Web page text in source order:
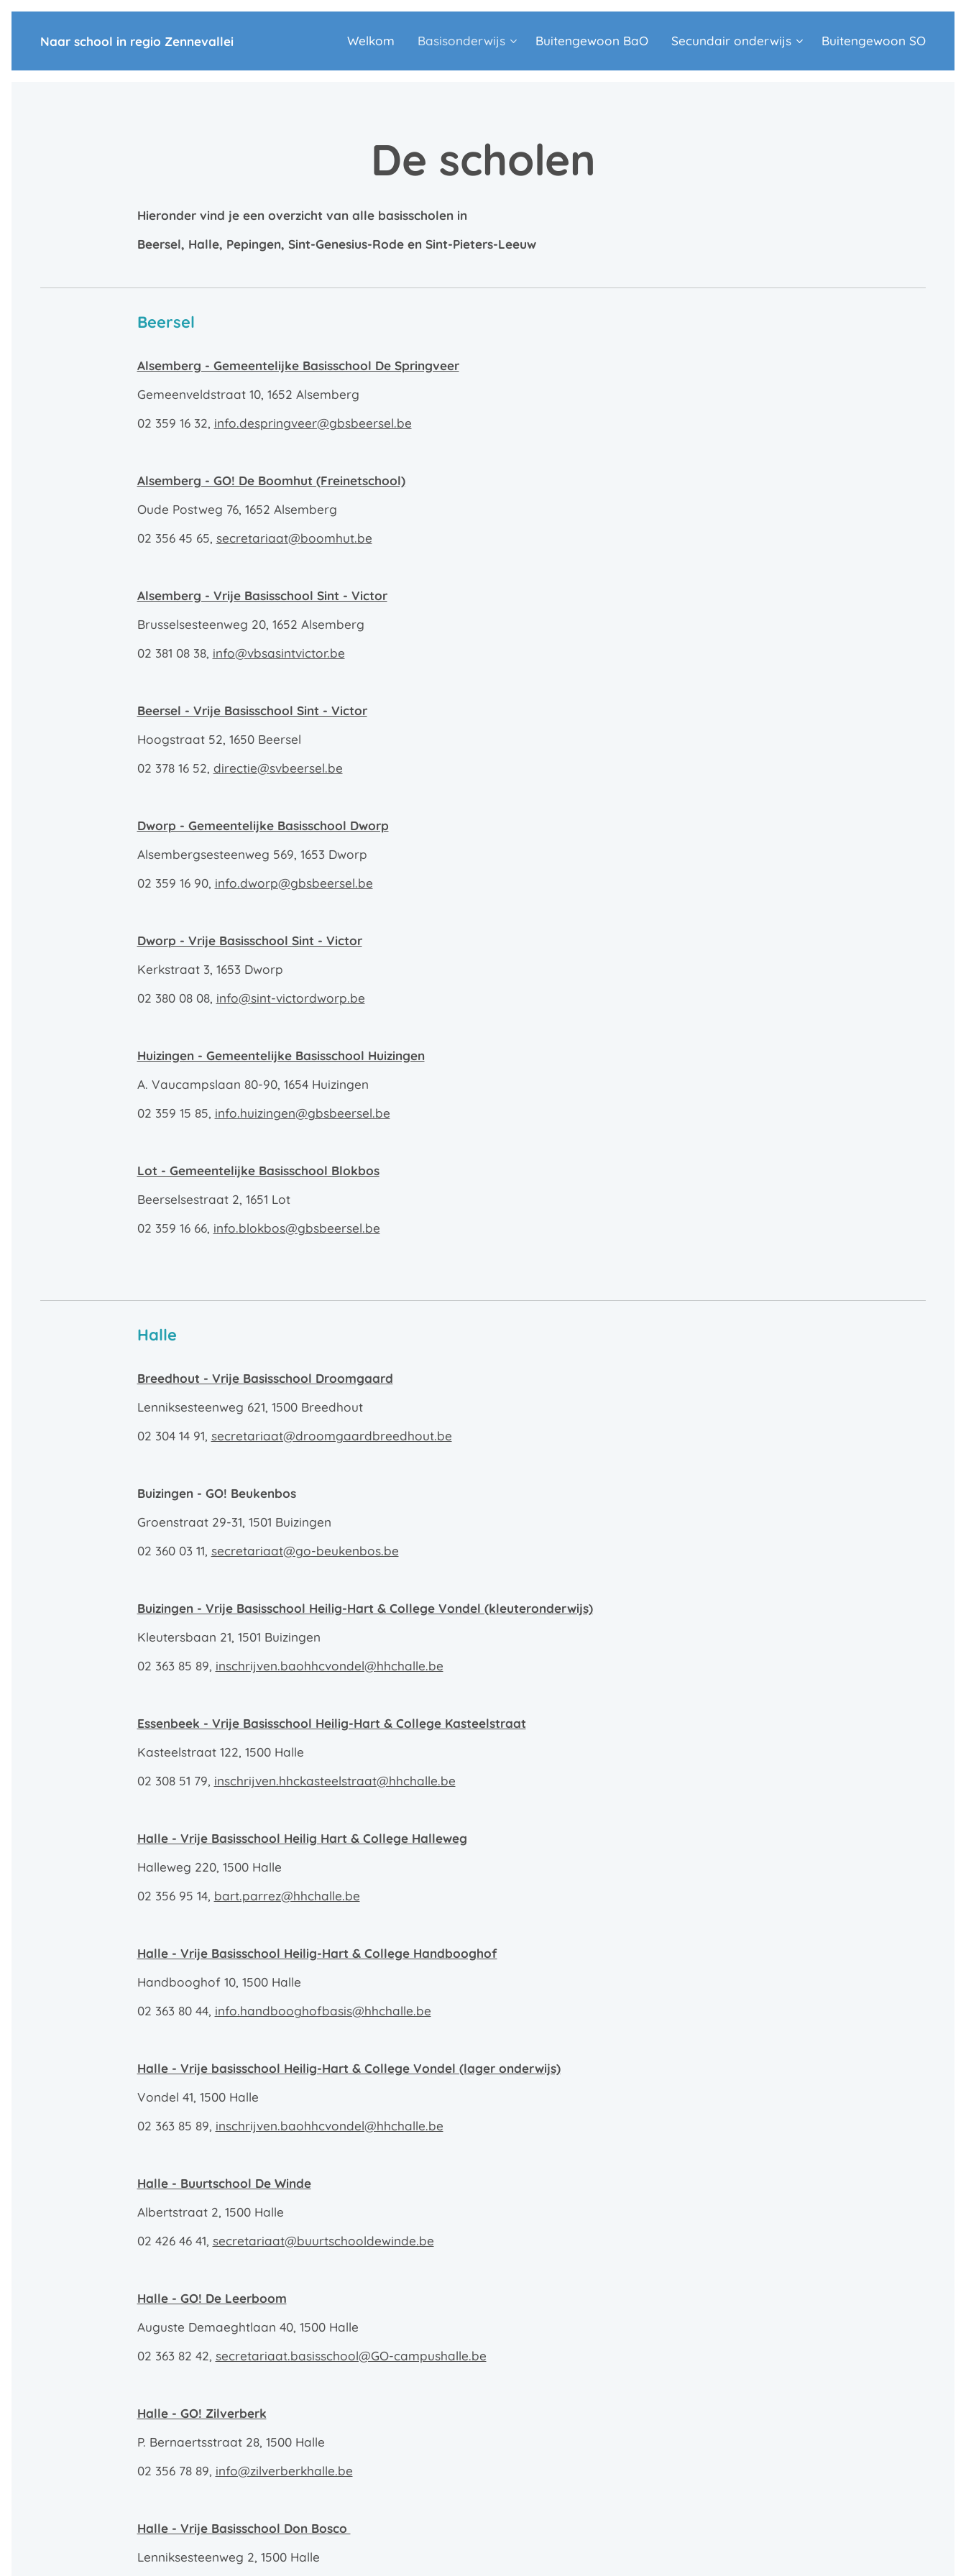
Naar school in regio Zennevallei Welkom Basisonderwijs Buitengewoon BaO Secundair onderwijs Buitengewoon SO
De scholen
Hieronder vind je een overzicht van alle basisscholen in
Beersel, Halle, Pepingen, Sint-Genesius-Rode en Sint-Pieters-Leeuw
Beersel
Alsemberg - Gemeentelijke Basisschool De Springveer
Gemeenveldstraat 10, 1652 Alsemberg
02 359 16 32, info.despringveer@gbsbeersel.be
Alsemberg - GO! De Boomhut (Freinetschool)
Oude Postweg 76, 1652 Alsemberg
02 356 45 65, secretariaat@boomhut.be
Alsemberg - Vrije Basisschool Sint - Victor
Brusselsesteenweg 20, 1652 Alsemberg
02 381 08 38, info@vbsasintvictor.be
Beersel - Vrije Basisschool Sint - Victor
Hoogstraat 52, 1650 Beersel
02 378 16 52, directie@svbeersel.be
Dworp - Gemeentelijke Basisschool Dworp
Alsembergsesteenweg 569, 1653 Dworp
02 359 16 90, info.dworp@gbsbeersel.be
Dworp - Vrije Basisschool Sint - Victor
Kerkstraat 3, 1653 Dworp
02 380 08 08, info@sint-victordworp.be
Huizingen - Gemeentelijke Basisschool Huizingen
A. Vaucampslaan 80-90, 1654 Huizingen
02 359 15 85, info.huizingen@gbsbeersel.be
Lot - Gemeentelijke Basisschool Blokbos
Beerselsestraat 2, 1651 Lot
02 359 16 66, info.blokbos@gbsbeersel.be
Halle
Breedhout - Vrije Basisschool Droomgaard
Lenniksesteenweg 621, 1500 Breedhout
02 304 14 91, secretariaat@droomgaardbreedhout.be
Buizingen - GO! Beukenbos
Groenstraat 29-31, 1501 Buizingen
02 360 03 11, secretariaat@go-beukenbos.be
Buizingen - Vrije Basisschool Heilig-Hart & College Vondel (kleuteronderwijs)
Kleutersbaan 21, 1501 Buizingen
02 363 85 89, inschrijven.baohhcvondel@hhchalle.be
Essenbeek - Vrije Basisschool Heilig-Hart & College Kasteelstraat
Kasteelstraat 122, 1500 Halle
02 308 51 79, inschrijven.hhckasteelstraat@hhchalle.be
Halle - Vrije Basisschool Heilig Hart & College Halleweg
Halleweg 220, 1500 Halle
02 356 95 14, bart.parrez@hhchalle.be
Halle - Vrije Basisschool Heilig-Hart & College Handbooghof
Handbooghof 10, 1500 Halle
02 363 80 44, info.handbooghofbasis@hhchalle.be
Halle - Vrije basisschool Heilig-Hart & College Vondel (lager onderwijs)
Vondel 41, 1500 Halle
02 363 85 89, inschrijven.baohhcvondel@hhchalle.be
Halle - Buurtschool De Winde
Albertstraat 2, 1500 Halle
02 426 46 41, secretariaat@buurtschooldewinde.be
Halle - GO! De Leerboom
Auguste Demaeghtlaan 40, 1500 Halle
02 363 82 42, secretariaat.basisschool@GO-campushalle.be
Halle - GO! Zilverberk
P. Bernaertsstraat 28, 1500 Halle
02 356 78 89, info@zilverberkhalle.be
Halle - Vrije Basisschool Don Bosco
Lenniksesteenweg 2, 1500 Halle